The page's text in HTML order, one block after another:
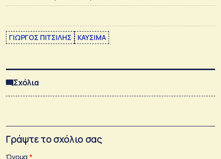
ΓΙΩΡΓΟΣ ΠΙΤΣΙΛΗΣ ΚΑΥΣΙΜΑ
Σχόλια
Γράψτε το σχόλιο σας
Όνομα